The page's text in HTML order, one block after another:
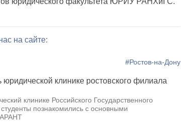
на сайте:
#Ростов-на-Дону
клинике ростовского филиала
клинике Российского Государственного
познакомились с основными